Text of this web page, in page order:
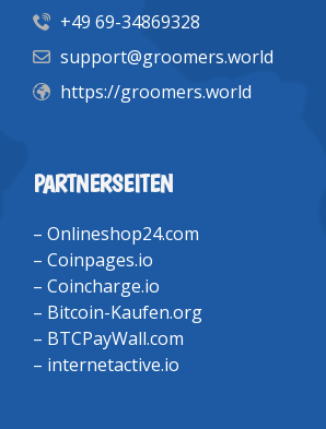
+49 69-34869328
support@groomers.world
https://groomers.world
PARTNERSEITEN
– Onlineshop24.com
– Coinpages.io
– Coincharge.io
– Bitcoin-Kaufen.org
– BTCPayWall.com
– internetactive.io